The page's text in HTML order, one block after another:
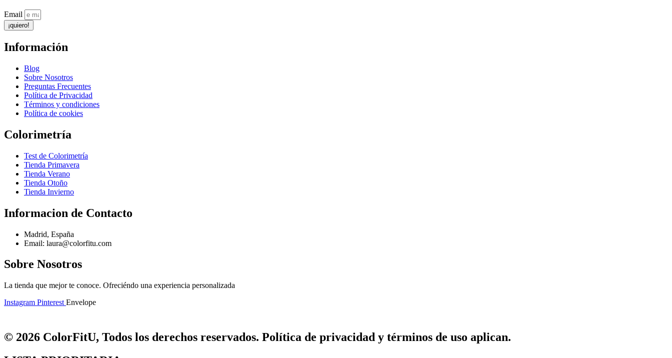
Email
¡quiero!
Información
Blog
Sobre Nosotros
Preguntas Frecuentes
Política de Privacidad
Términos y condiciones
Política de cookies
Colorimetría
Test de Colorimetría
Tienda Primavera
Tienda Verano
Tienda Otoño
Tienda Invierno
Informacion de Contacto
Madrid, España
Email: laura@colorfitu.com
Sobre Nosotros
La tienda que mejor te conoce. Ofreciéndo una experiencia personalizada
Instagram Pinterest Envelope
© 2026 ColorFitU, Todos los derechos reservados. Política de privacidad y términos de uso aplican.